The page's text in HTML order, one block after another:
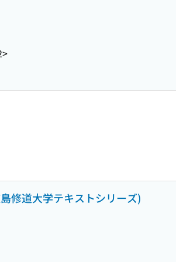
修道大学テキストシリーズ)